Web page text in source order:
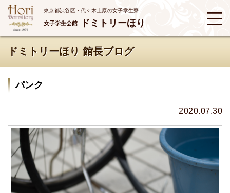
東京都渋谷区・代々木上原の女子学生寮
女子学生会館 ドミトリーほり
ドミトリーほり 館長ブログ
パンク
2020.07.30